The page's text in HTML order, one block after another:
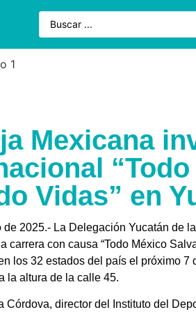
Mexicana
Vidas” en
de 2025.- La Delegación Yucatán de
carrera con causa “Todo México
los 32 estados del país el próximo 7
la altura de la calle 45.
Córdova, director del Instituto del